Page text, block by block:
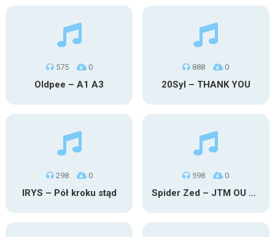
575 0
Oldpee – A1 A3
888 0
20Syl – THANK YOU
298 0
IRYS – Pół kroku stąd
598 0
Spider Zed – JTM OU TG